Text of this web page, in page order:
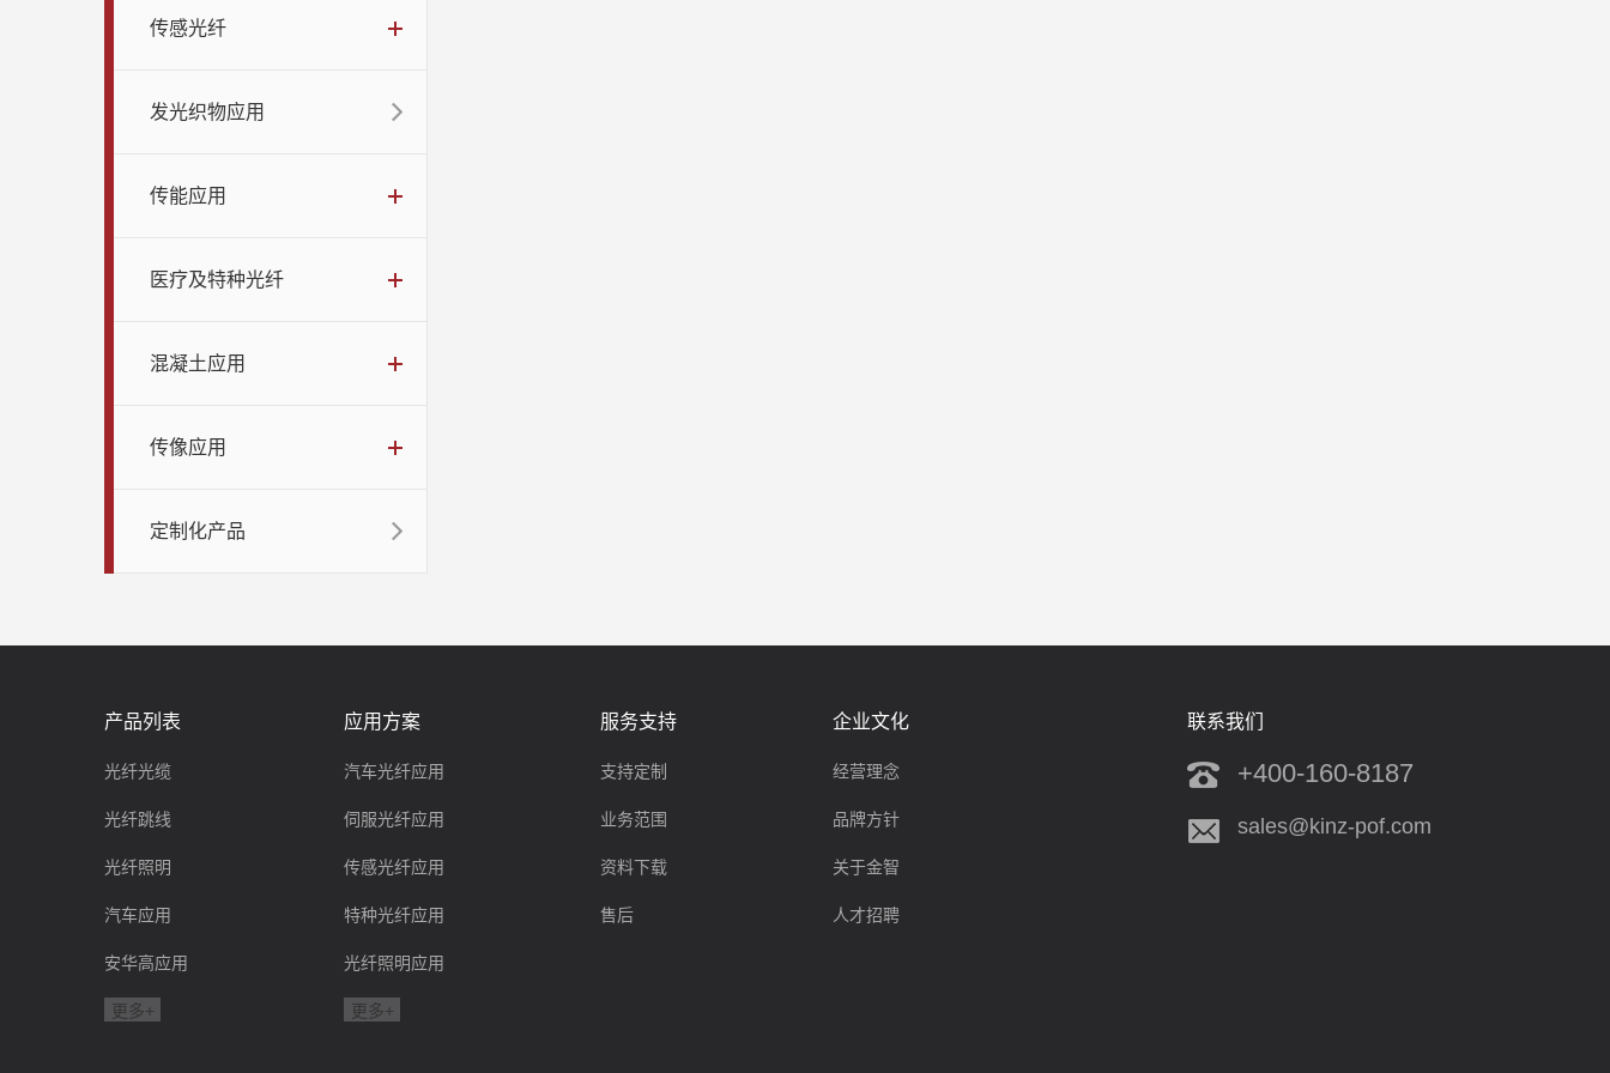
传感光纤
发光织物应用
传能应用
医疗及特种光纤
混凝土应用
传像应用
定制化产品
产品列表
光纤光缆
光纤跳线
光纤照明
汽车应用
安华高应用
更多+
应用方案
汽车光纤应用
伺服光纤应用
传感光纤应用
特种光纤应用
光纤照明应用
更多+
服务支持
支持定制
业务范围
资料下载
售后
企业文化
经营理念
品牌方针
关于金智
人才招聘
联系我们
+400-160-8187
sales@kinz-pof.com